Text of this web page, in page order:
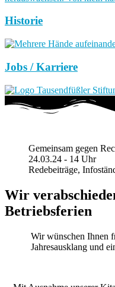
Historie
Jobs / Karriere
Gemeinsam gegen
24.03.24 - 14 Uhr
Redebeiträge,
Wir
Betriebsferien
Wir wünschen Ihnen
Jahresausklang und